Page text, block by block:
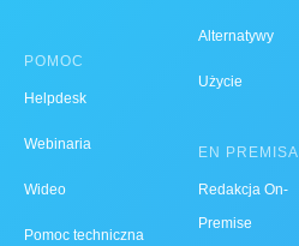
POMOC
Helpdesk
Webinaria
Wideo
Pomoc techniczna
Alternatywy
Użycie
EN PREMISA
Redakcja On-
Premise